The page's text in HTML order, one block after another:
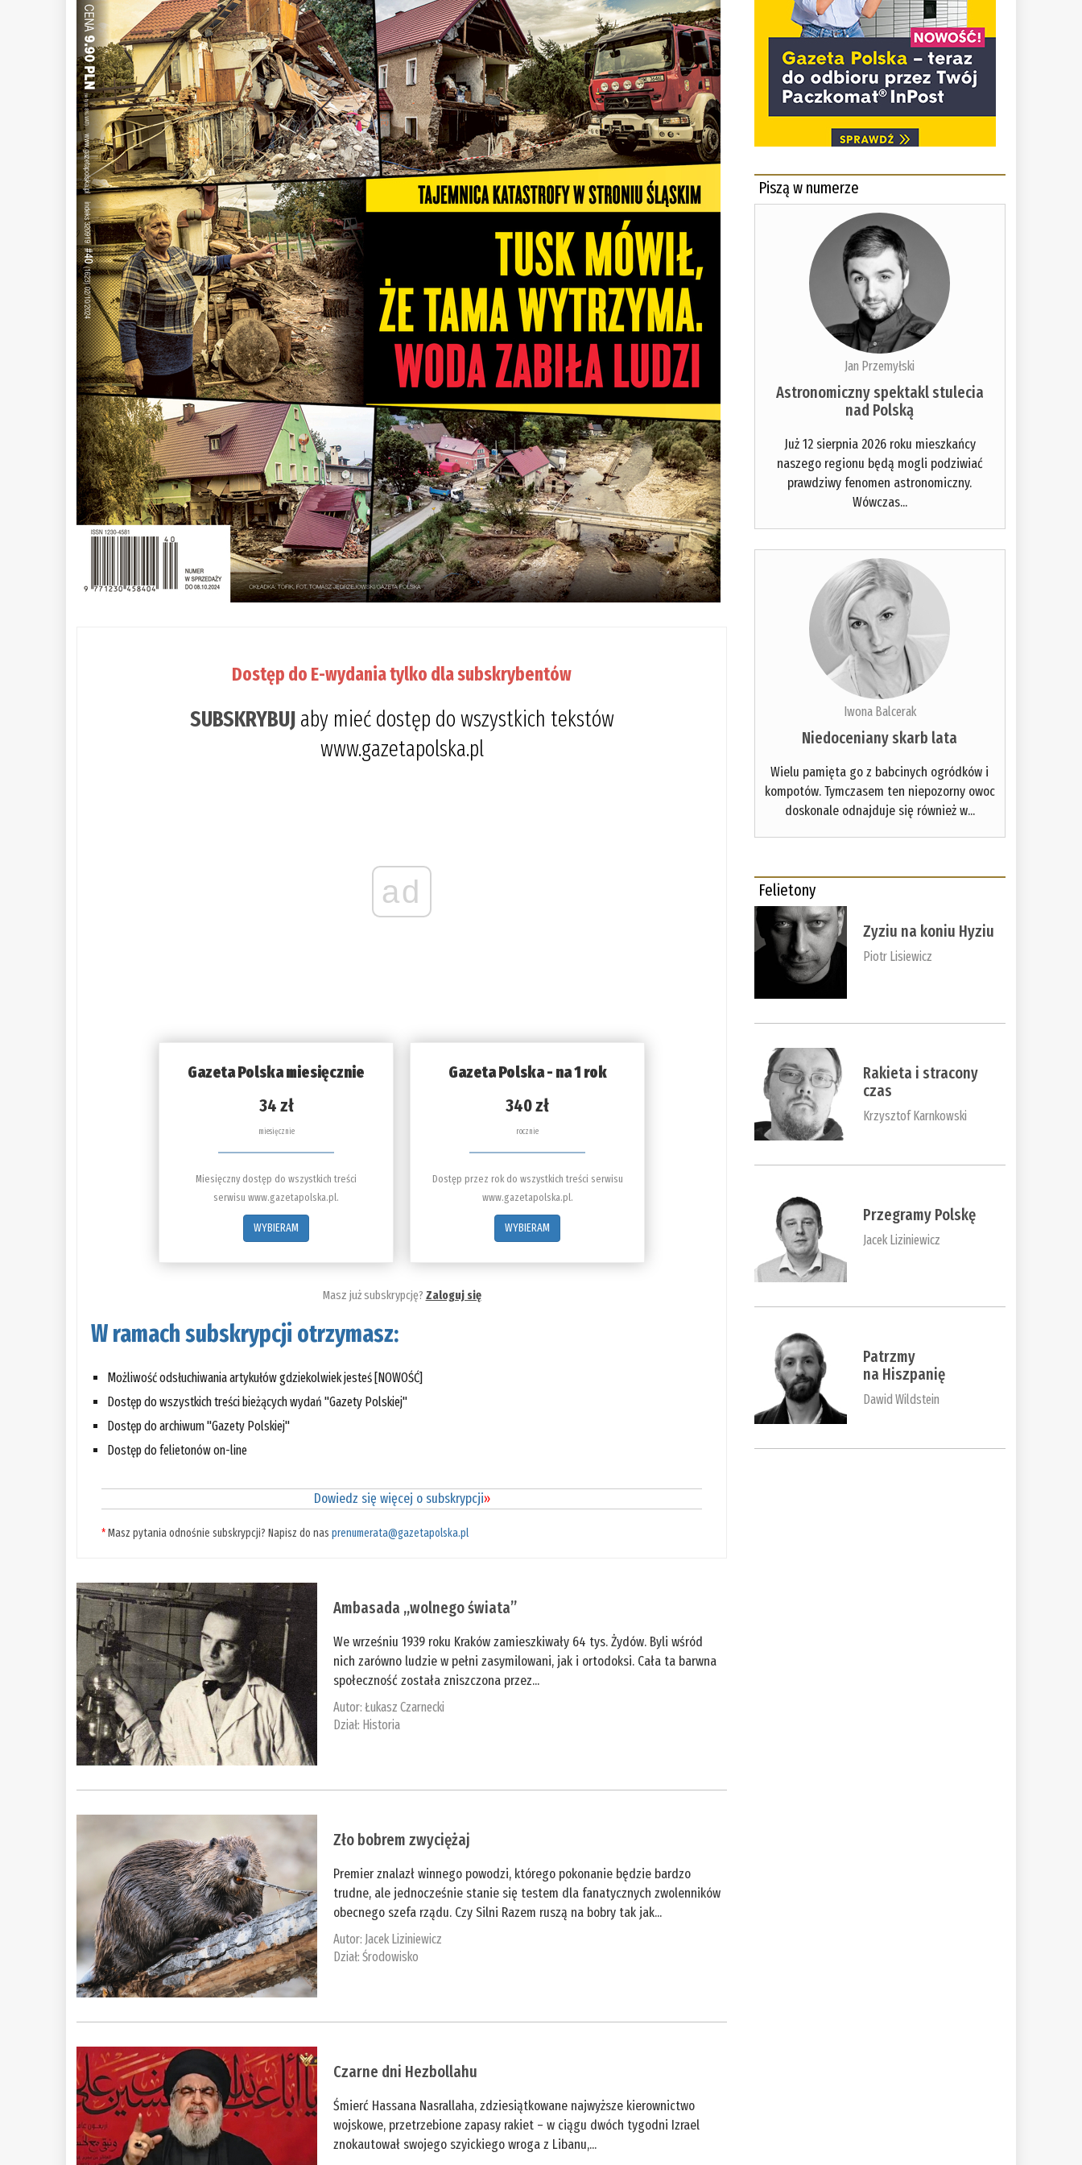
Dostęp do E-wydania tylko dla subskrybentów
SUBSKRYBUJaby mieć dostęp do wszystkich tekstów
www.gazetapolska.pl
ad
Gazeta Polska miesięcznie
34 zł
miesięcznie
Miesięczny dostęp do wszystkich treści
serwisu www.gazetapolska.pl.
WYBIERAM
Gazeta Polska - na 1 rok
340 zł
rocznie
Dostęp przez rok do wszystkich treści serwisu
www.gazetapolska.pl.
WYBIERAM
Masz już subskrypcję? Zaloguj się
W ramach subskrypcji otrzymasz:
Możliwość odsłuchiwania artykułów gdziekolwiek jesteś [NOWOŚĆ]
Dostęp do wszystkich treści bieżących wydań "Gazety Polskiej"
Dostęp do archiwum "Gazety Polskiej"
Dostęp do felietonów on-line
Dowiedz się więcej o subskrypcji»
*Masz pytania odnośnie subskrypcji? Napisz do nasprenumerata@gazetapolska.pl
Ambasada „wolnego świata”
We wrześniu 1939 roku Kraków zamieszkiwały 64 tys. Żydów. Byli wśród
nich zarówno ludzie w pełni zasymilowani, jak i ortodoksi. Cała ta barwna
społeczność została zniszczona przez...
Autor:Łukasz Czarnecki
Dział: Historia
Zło bobrem zwyciężaj
Premier znalazł winnego powodzi, którego pokonanie będzie bardzo
trudne, ale jednocześnie stanie się testem dla fanatycznych zwolenników
obecnego szefa rządu. Czy Silni Razem ruszą na bobry tak jak...
Autor: Jacek Liziniewicz
Dział:Środowisko
Czarne dni Hezbollahu
Śmierć Hassana Nasrallaha, zdziesiątkowane najwyższe kierownictwo
wojskowe, przetrzebione zapasy rakiet – w ciągu dwóch tygodni Izrael
znokautował swojego szyickiego wroga z Libanu,...
Piszą w numerze
Jan Przemyłski
Astronomiczny spektakl stulecia
nad Polską
Już 12 sierpnia 2026 roku mieszkańcy
naszego regionu będą mogli podziwiać
prawdziwy fenomen astronomiczny.
Wówczas...
Iwona Balcerak
Niedoceniany skarb lata
Wielu pamięta go z babcinych ogródków i
kompotów. Tymczasem ten niepozorny owoc
doskonale odnajduje się również w...
Felietony
Zyziu na koniu Hyziu
Piotr Lisiewicz
Rakieta i stracony
czas
Krzysztof Karnkowski
Przegramy Polskę
Jacek Liziniewicz
Patrzmy
na Hiszpanię
Dawid Wildstein